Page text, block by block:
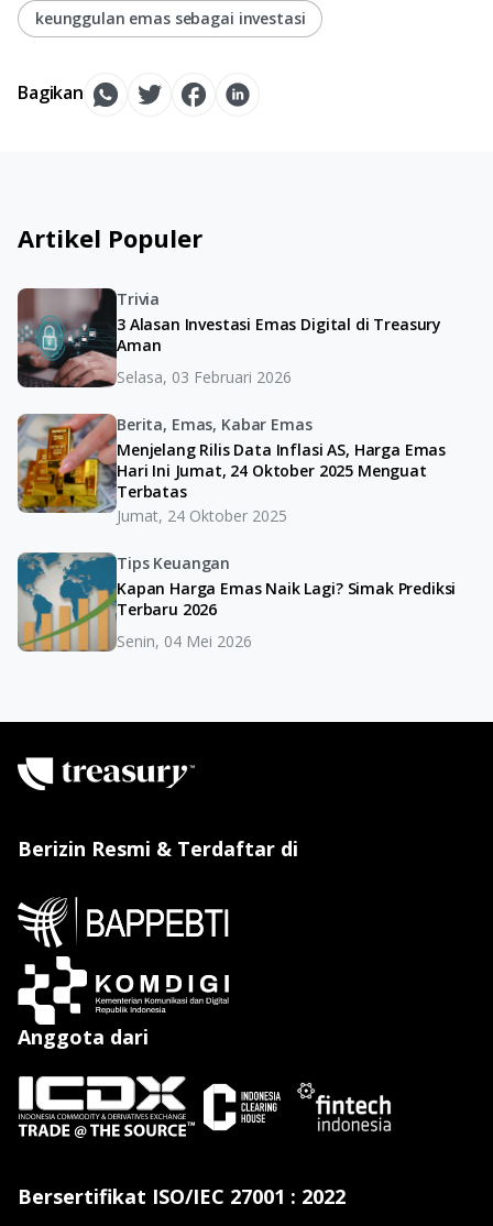
keunggulan emas sebagai investasi
Bagikan
Artikel Populer
Trivia
3 Alasan Investasi Emas Digital di Treasury
Aman
Selasa, 03 Februari 2026
Berita, Emas, Kabar Emas
Menjelang Rilis Data Inflasi AS, Harga Emas
Hari Ini Jumat, 24 Oktober 2025 Menguat
Terbatas
Jumat, 24 Oktober 2025
Tips Keuangan
Kapan Harga Emas Naik Lagi? Simak Prediksi
Terbaru 2026
Senin, 04 Mei 2026
Berizin Resmi & Terdaftar di
Anggota dari
Bersertifikat ISO/IEC 27001 : 2022